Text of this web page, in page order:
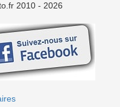
2010 - 2026